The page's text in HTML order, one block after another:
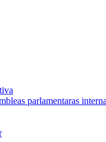
parlamentaras